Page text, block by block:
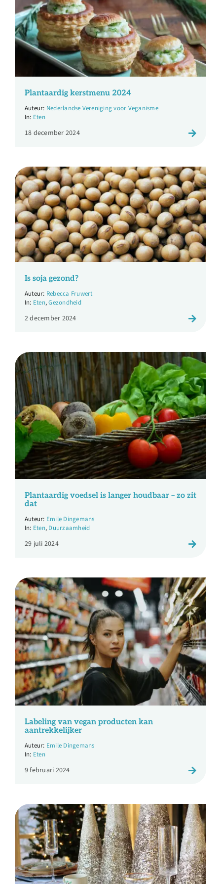
Plantaardig kerstmenu 2024
Nederlandse Vereniging voor Veganisme
Eten
18 december 2024
Is soja gezond?
Rebecca Fruwert
Eten,Gezondheid
2 december 2024
Plantaardig voedsel is langer houdbaar – zo zit
dat
Emile Dingemans
Eten, Duurzaamheid
29 juli 2024
Labeling van vegan producten kan
aantrekkelijker
Emile Dingemans
Eten
9 februari 2024